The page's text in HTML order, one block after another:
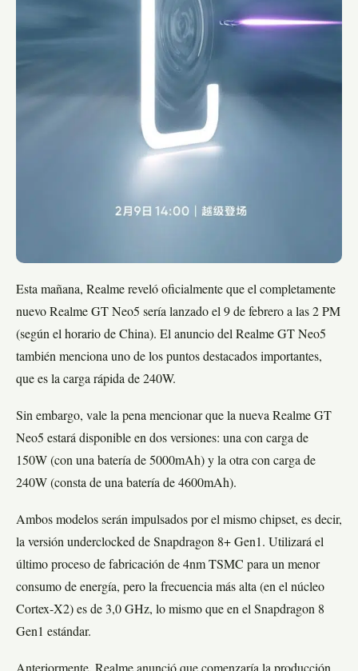
Esta mañana, Realme reveló oficialmente que el completamente
nuevo Realme GT Neo5 sería lanzado el 9 de febrero a las 2 PM
(según el horario de China). El anuncio del Realme GT Neo5
también menciona uno de los puntos destacados importantes,
que es la carga rápida de 240W.
Sin embargo, vale la pena mencionar que la nueva Realme GT
Neo5 estará disponible en dos versiones: una con carga de
150W (con una batería de 5000mAh) y la otra con carga de
240W (consta de una batería de 4600mAh).
Ambos modelos serán impulsados por el mismo chipset, es decir,
la versión underclocked de Snapdragon 8+ Gen1. Utilizará el
último proceso de fabricación de 4nm TSMC para un menor
consumo de energía, pero la frecuencia más alta (en el núcleo
Cortex-X2) es de 3,0 GHz, lo mismo que en el Snapdragon 8
Gen1 estándar.